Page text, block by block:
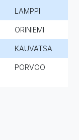
LAMPPI
ORINIEMI
KAUVATSA
PORVOO